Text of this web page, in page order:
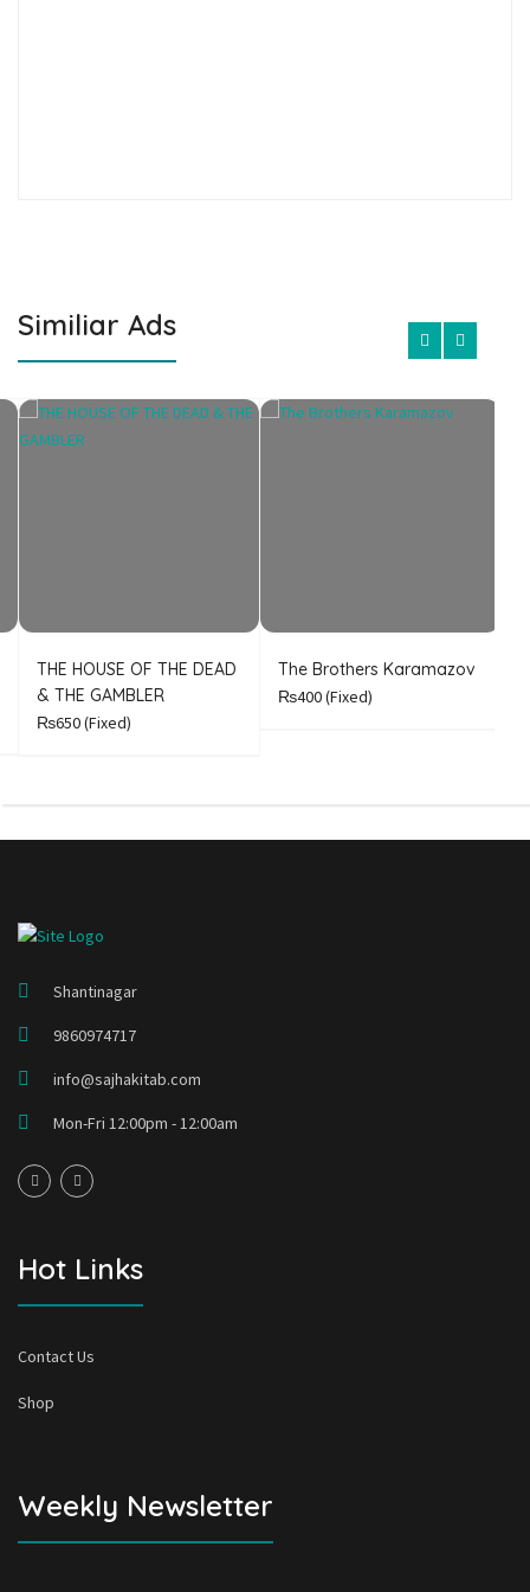
Similiar Ads
THE HOUSE OF THE DEAD
& THE GAMBLER
₨650(Fixed)
The Brothers Karamazov
₨400(Fixed)
Shantinagar
9860974717
info@sajhakitab.com
Mon-Fri 12:00pm - 12:00am
Hot Links
Contact Us
Shop
Weekly Newsletter